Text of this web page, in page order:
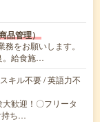
品管理）
をお願いします。
。給食施…
キル不要 / 英語力不
大歓迎！〇フリータ
持ち…